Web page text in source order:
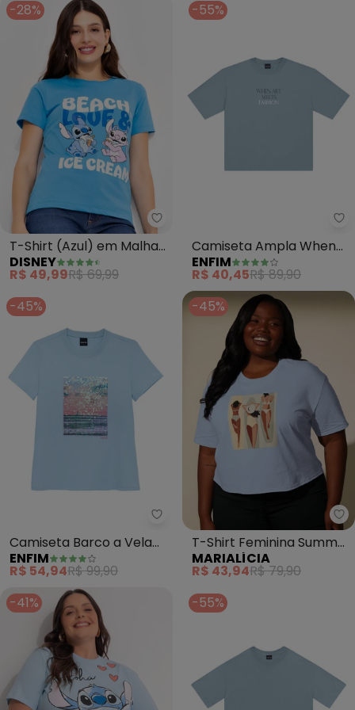
-28%
Disney - T-Shirt (Azul) em
T-Shirt (Azul) em Malha
de Algodão Penteado
DISNEY
R$ 49,99R$ 69,99
-55%
Camiseta Ampla When
Art Meets Fashion (Azul)
ENFIM
R$ 40,45R$ 89,90
-45%
Enfim - Camiseta Barco a Vela
Camiseta Barco a Vela
em Paetê (Azul Pastel)
ENFIM
R$ 54,94R$ 99,90
-45%
T-Shirt Feminina Summer
(Azul)
MARIALÍCIA
R$ 43,94R$ 79,90
-41%
-55%